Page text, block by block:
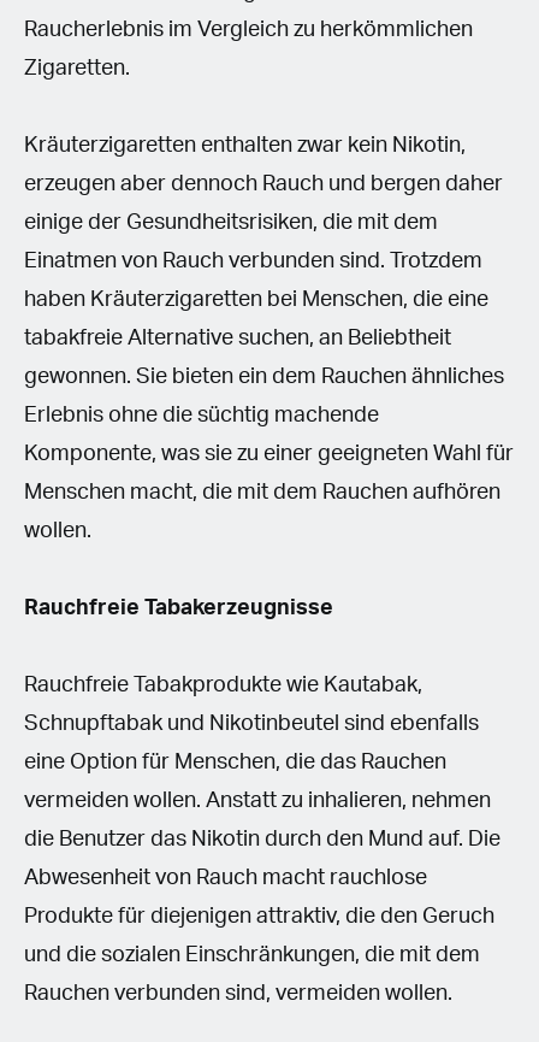
Raucherlebnis im Vergleich zu herkömmlichen
Zigaretten.
Kräuterzigaretten enthalten zwar kein Nikotin,
erzeugen aber dennoch Rauch und bergen daher
einige der Gesundheitsrisiken, die mit dem
Einatmen von Rauch verbunden sind. Trotzdem
haben Kräuterzigaretten bei Menschen, die eine
tabakfreie Alternative suchen, an Beliebtheit
gewonnen. Sie bieten ein dem Rauchen ähnliches
Erlebnis ohne die süchtig machende
Komponente, was sie zu einer geeigneten Wahl für
Menschen macht, die mit dem Rauchen aufhören
wollen.
Rauchfreie Tabakerzeugnisse
Rauchfreie Tabakprodukte wie Kautabak,
Schnupftabak und Nikotinbeutel sind ebenfalls
eine Option für Menschen, die das Rauchen
vermeiden wollen. Anstatt zu inhalieren, nehmen
die Benutzer das Nikotin durch den Mund auf. Die
Abwesenheit von Rauch macht rauchlose
Produkte für diejenigen attraktiv, die den Geruch
und die sozialen Einschränkungen, die mit dem
Rauchen verbunden sind, vermeiden wollen.